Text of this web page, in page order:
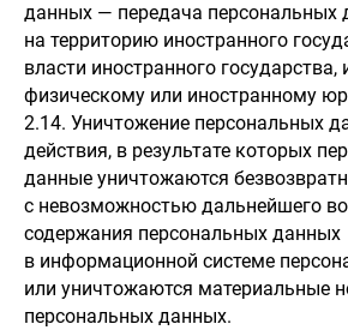
данных — передача персональных
на территорию иностранного
власти иностранного
физическому или иностранному
2.14. Уничтожение персональных
действия, в результате которых
данные уничтожаются
с невозможностью дальнейшего
содержания персональных данных
в информационной системе
или уничтожаются материальные
персональных данных.